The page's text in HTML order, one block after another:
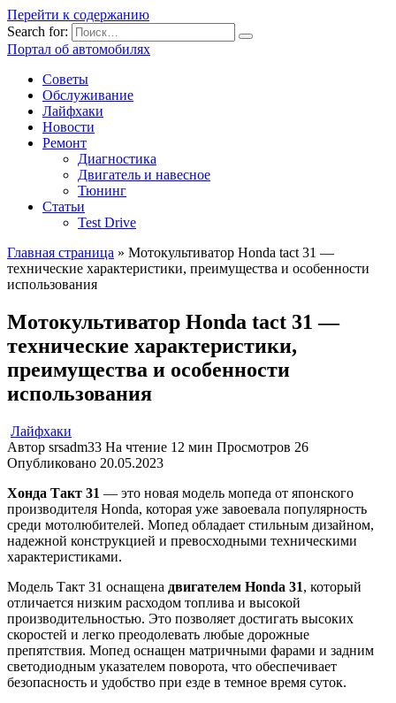
Перейти к содержанию
Search for:
Портал об автомобилях
Советы
Обслуживание
Лайфхаки
Новости
Ремонт
Диагностика
Двигатель и навесное
Тюнинг
Статьи
Test Drive
Главная страница » Мотокультиватор Honda tact 31 —
технические характеристики, преимущества и особенности
использования
Мотокультиватор Honda tact 31 —
технические характеристики,
преимущества и особенности
использования
Лайфхаки
Автор srsadm33 На чтение 12 мин Просмотров 26
Опубликовано 20.05.2023
Хонда Такт 31 — это новая модель мопеда от японского
производителя Honda, которая уже завоевала популярность
среди мотолюбителей. Мопед обладает стильным дизайном,
надежной конструкцией и превосходными техническими
характеристиками.
Модель Такт 31 оснащена двигателем Honda 31, который
отличается низким расходом топлива и высокой
производительностью. Это позволяет достигать высоких
скоростей и легко преодолевать любые дорожные
препятствия. Мопед оснащен матричными фарами и задним
светодиодным указателем поворота, что обеспечивает
безопасность и удобство при езде в темное время суток.